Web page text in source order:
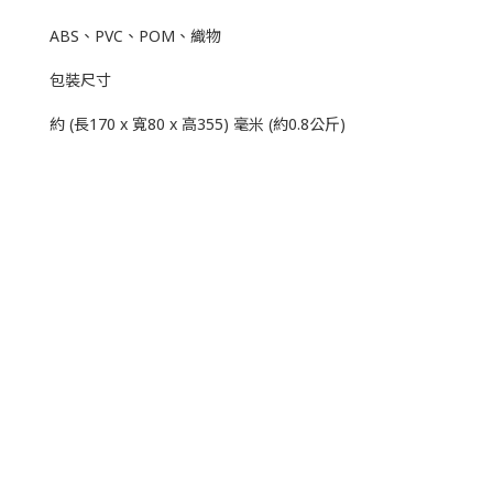
ABS、PVC、POM、織物
包裝尺寸
約 (長170 x 寬80 x 高355) 毫米 (約0.8公斤)